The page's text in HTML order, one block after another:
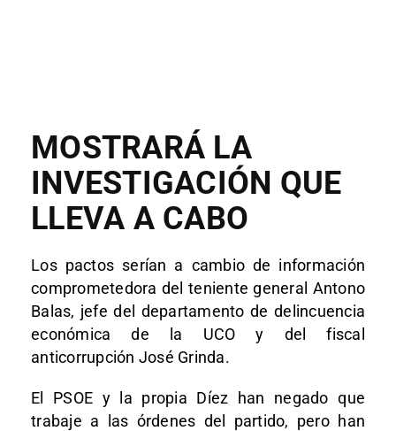
MOSTRARÁ LA
INVESTIGACIÓN QUE
LLEVA A CABO
Los pactos serían a cambio de información
comprometedora del teniente general Antono
Balas, jefe del departamento de delincuencia
económica de la UCO y del fiscal
anticorrupción José Grinda.
El PSOE y la propia Díez han negado que
trabaje a las órdenes del partido, pero han